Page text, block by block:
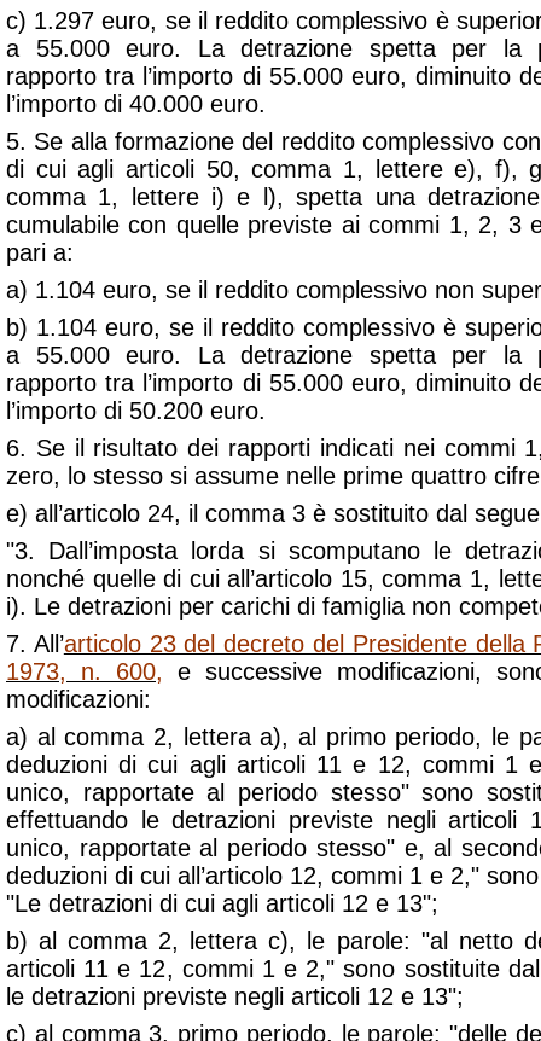
c) 1.297 euro, se il reddito complessivo è
a 55.000 euro. La detrazione spetta per la
rapporto tra l’importo di 55.000 euro, diminuito
l’importo di 40.000 euro.
5. Se alla formazione del reddito complessivo
di cui agli articoli 50, comma 1, lettere e), f),
comma 1, lettere i) e l), spetta una detrazione
cumulabile con quelle previste ai commi 1, 2, 3
pari a:
a) 1.104 euro, se il reddito complessivo non
b) 1.104 euro, se il reddito complessivo è
a 55.000 euro. La detrazione spetta per la
rapporto tra l’importo di 55.000 euro, diminuito
l’importo di 50.200 euro.
6. Se il risultato dei rapporti indicati nei commi
zero, lo stesso si assume nelle prime quattro
e) all’articolo 24, il comma 3 è sostituito dal
"3. Dall’imposta lorda si scomputano le
nonché quelle di cui all’articolo 15, comma 1,
i). Le detrazioni per carichi di famiglia non
7. All’articolo 23 del decreto del Presidente della
1973, n. 600, e successive modificazioni,
modificazioni:
a) al comma 2, lettera a), al primo periodo, le
deduzioni di cui agli articoli 11 e 12, commi 1
unico, rapportate al periodo stesso" sono
effettuando le detrazioni previste negli
unico, rapportate al periodo stesso" e, al
deduzioni di cui all’articolo 12, commi 1 e 2,"
"Le detrazioni di cui agli articoli 12 e 13";
b) al comma 2, lettera c), le parole: "al netto
articoli 11 e 12, commi 1 e 2," sono sostituite
le detrazioni previste negli articoli 12 e 13";
c) al comma 3, primo periodo, le parole: "delle